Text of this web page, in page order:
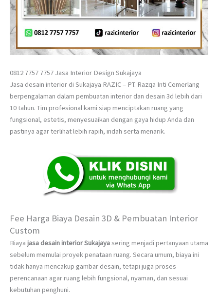
0812 7757 7757 Jasa Interior Design Sukajaya
Jasa desain interior di Sukajaya RAZIC – PT. Razqa Inti Cemerlang
berpengalaman dalam pembuatan interior dan desain 3d lebih dari
10 tahun. Tim profesional kami siap menciptakan ruang yang
fungsional, estetis, menyesuaikan dengan gaya hidup Anda dan
pastinya agar terlihat lebih rapih, indah serta menarik.
Fee Harga Biaya Desain 3D & Pembuatan Interior
Custom
Biaya jasa desain interior Sukajayasering menjadi pertanyaan utama
sebelum memulai proyek penataan ruang. Secara umum, biaya ini
tidak hanya mencakup gambar desain, tetapi juga proses
perencanaan agar ruang lebih fungsional, nyaman, dan sesuai
kebutuhan penghuni.